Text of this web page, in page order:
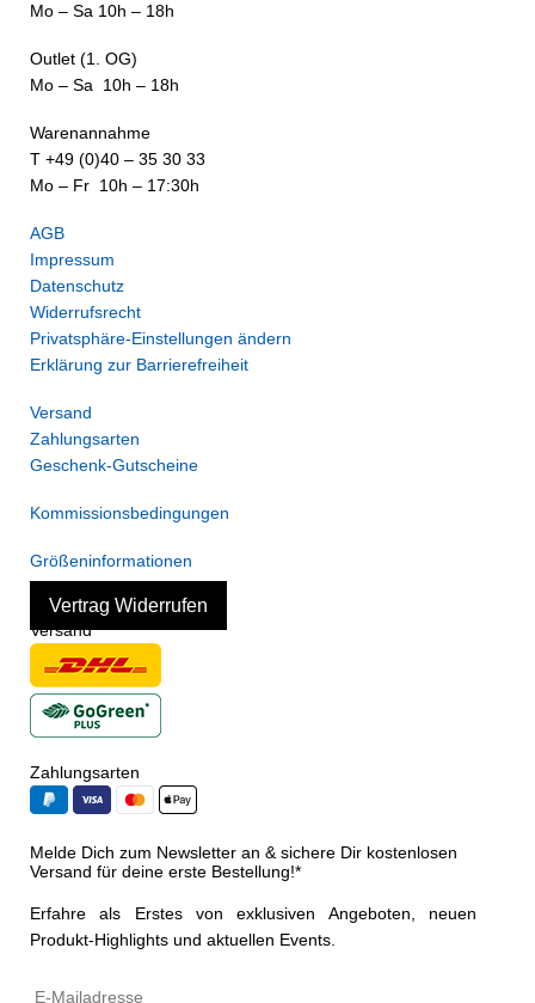
Mo – Sa 10h – 18h
Outlet (1. OG)
Mo – Sa 10h – 18h
Warenannahme
T +49 (0)40 – 35 30 33
Mo – Fr 10h – 17:30h
AGB
Impressum
Datenschutz
Widerrufsrecht
Privatsphäre-Einstellungen ändern
Erklärung zur Barrierefreiheit
Versand
Zahlungsarten
Geschenk-Gutscheine
Kommissionsbedingungen
Größeninformationen
Vertrag Widerrufen
Versand
Zahlungsarten
Melde Dich zum Newsletter an & sichere Dir kostenlosen
Versand für deine erste Bestellung!*
Erfahre als Erstes von exklusiven Angeboten, neuen
Produkt-Highlights und aktuellen Events.